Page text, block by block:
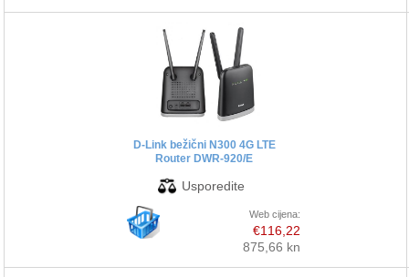
D-Link bežični N300 4G LTE
Router DWR-920/E
Web cijena:
€116,22
875,66 kn